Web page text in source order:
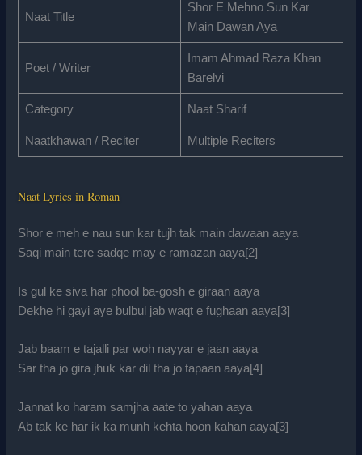
Naat Title
Shor E Mehno Sun Kar
Main Dawan Aya
Poet / Writer
Imam Ahmad Raza Khan
Barelvi
Category Naat Sharif
Naatkhawan / Reciter Multiple Reciters
Naat Lyrics in Roman
Shor e meh e nau sun kar tujh tak main dawaan aaya
Saqi main tere sadqe may e ramazan aaya[2]
Is gul ke siva har phool ba-gosh e giraan aaya
Dekhe hi gayi aye bulbul jab waqt e fughaan aaya[3]
Jab baam e tajalli par woh nayyar e jaan aaya
Sar tha jo gira jhuk kar dil tha jo tapaan aaya[4]
Jannat ko haram samjha aate to yahan aaya
Ab tak ke har ik ka munh kehta hoon kahan aaya[3]